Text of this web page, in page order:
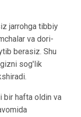
jarrohga tibbiy
va dori-
berasiz. Shu
sog'lik
bir hafta oldin va